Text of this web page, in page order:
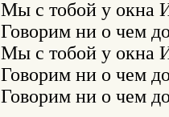
Мы с тобой у окна
Говорим ни о чем
Мы с тобой у окна
Говорим ни о чем